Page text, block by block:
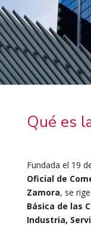
Qué es
Fundada el 19
Oficial de
Zamora, se
Básica de las
Industria,